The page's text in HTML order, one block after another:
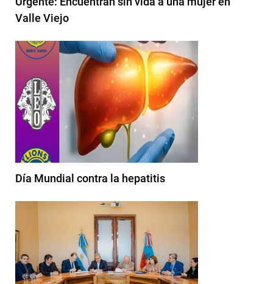
Valle Viejo
Día Mundial contra la hepatitis